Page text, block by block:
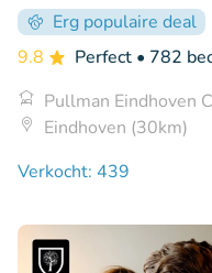
Erg populaire deal
9.8
Perfect • 782
Pullman Eindhoven
Eindhoven (30km)
Verkocht: 439